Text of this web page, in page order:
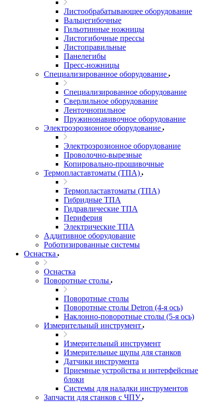
Листообрабатывающее оборудование
Вальцегибочные
Гильотинные ножницы
Листогибочные прессы
Листоправильные
Панелегибы
Пресс-ножницы
Специализированное оборудование
Специализированное оборудование
Сверлильное оборудование
Ленточнопильное
Пружинонавивочное оборудование
Электроэрозионное оборудование
Электроэрозионное оборудование
Проволочно-вырезные
Копировально-прошивочные
Термопластавтоматы (ТПА)
Термопластавтоматы (ТПА)
Гибридные ТПА
Гидравлические ТПА
Периферия
Электрические ТПА
Аддитивное оборудование
Роботизированные системы
Оснастка
Оснастка
Поворотные столы
Поворотные столы
Поворотные столы Detron (4-я ось)
Наклонно-поворотные столы (5-я ось)
Измерительный инструмент
Измерительный инструмент
Измерительные щупы для станков
Датчики инструмента
Приемные устройства и интерфейсные
блоки
Системы для наладки инструментов
Запчасти для станков с ЧПУ